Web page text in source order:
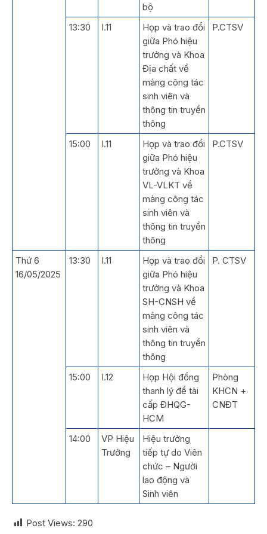
bộ
13:30 I.11
Họp và trao đổi
giữa Phó hiệu
trưởng và Khoa
Địa chất về
mảng công tác
sinh viên và
thông tin truyền
thông
P.CTSV
15:00 I.11
Họp và trao đổi
giữa Phó hiệu
trưởng và Khoa
VL-VLKT về
mảng công tác
sinh viên và
thông tin truyền
thông
P.CTSV
Thứ 6
16/05/2025
13:30 I.11
Họp và trao đổi
giữa Phó hiệu
trưởng và Khoa
SH-CNSH về
mảng công tác
sinh viên và
thông tin truyền
thông
P. CTSV
15:00 I.12
Họp Hội đồng
thanh lý đề tài
cấp ĐHQG-
HCM
Phòng
KHCN +
CNĐT
14:00
VP Hiệu
Trưởng
Hiệu trưởng
tiếp tự do Viên
chức – Người
lao động và
Sinh viên
Post Views: 290